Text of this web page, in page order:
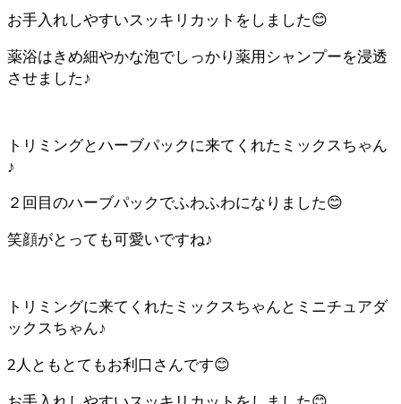
お手入れしやすいスッキリカットをしました😊
薬浴はきめ細やかな泡でしっかり薬用シャンプーを浸透
させました♪
トリミングとハーブパックに来てくれたミックスちゃん
♪
２回目のハーブパックでふわふわになりました😊
笑顔がとっても可愛いですね♪
トリミングに来てくれたミックスちゃんとミニチュアダ
ックスちゃん♪
2人ともとてもお利口さんです😊